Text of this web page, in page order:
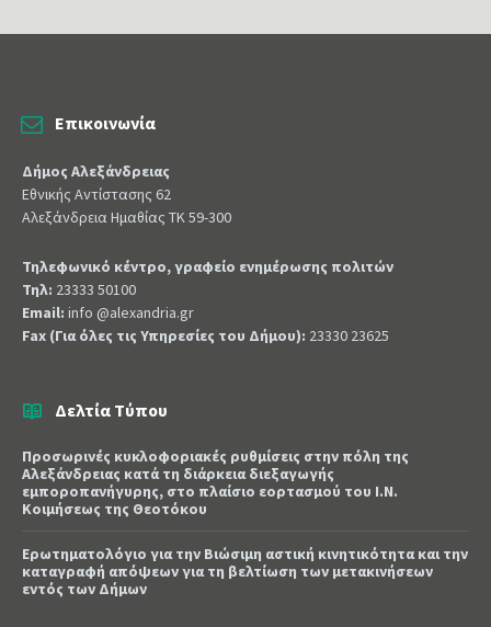
Επικοινωνία
Δήμος Αλεξάνδρειας
Εθνικής Αντίστασης 62
Αλεξάνδρεια Ημαθίας ΤΚ 59-300
Τηλεφωνικό κέντρο, γραφείο ενημέρωσης πολιτών
Τηλ: 23333 50100
Email: info @alexandria.gr
Fax (Για όλες τις Υπηρεσίες του Δήμου): 23330 23625
Δελτία Τύπου
Προσωρινές κυκλοφοριακές ρυθμίσεις στην πόλη της
Αλεξάνδρειας κατά τη διάρκεια διεξαγωγής
εμποροπανήγυρης, στο πλαίσιο εορτασμού του Ι.Ν.
Κοιμήσεως της Θεοτόκου
Ερωτηματολόγιο για την Βιώσιμη αστική κινητικότητα και την
καταγραφή απόψεων για τη βελτίωση των μετακινήσεων
εντός των Δήμων